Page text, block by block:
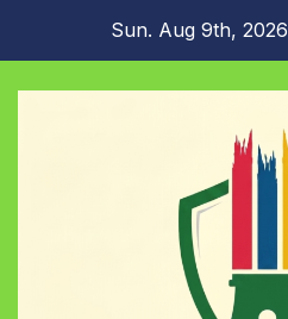
content
Sun. Aug 9th, 2026